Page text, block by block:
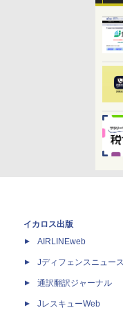
イカロス出版
AIRLINEweb
Jディフェンスニュー
通訳翻訳ジャーナル
JレスキューWeb